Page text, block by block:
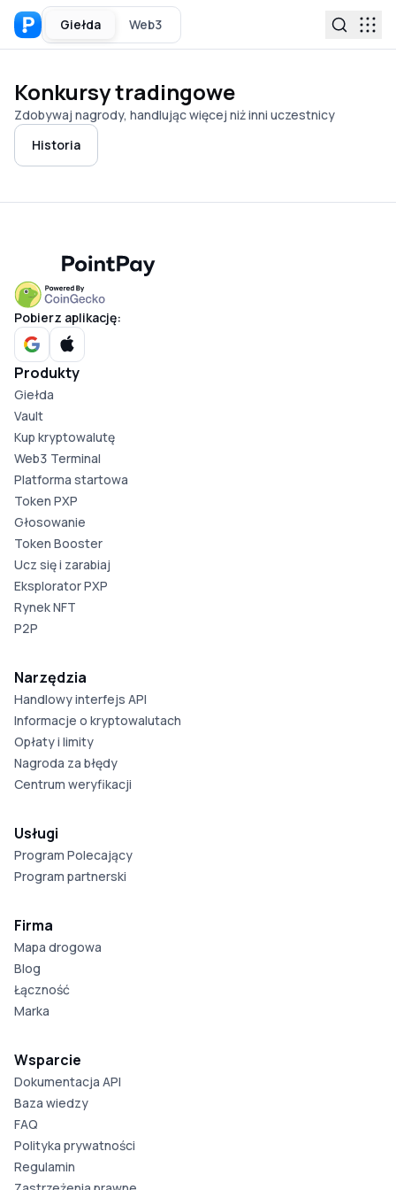
Giełda Web3
Konkursy tradingowe
Zdobywaj nagrody, handlując więcej niż inni uczestnicy
Historia
Pobierz aplikację:
Produkty
Giełda
Vault
Kup kryptowalutę
Web3 Terminal
Platforma startowa
Token PXP
Głosowanie
Token Booster
Ucz się i zarabiaj
Eksplorator PXP
Rynek NFT
P2P
Narzędzia
Handlowy interfejs API
Informacje o kryptowalutach
Opłaty i limity
Nagroda za błędy
Centrum weryfikacji
Usługi
Program Polecający
Program partnerski
Firma
Mapa drogowa
Blog
Łączność
Marka
Wsparcie
Dokumentacja API
Baza wiedzy
FAQ
Polityka prywatności
Regulamin